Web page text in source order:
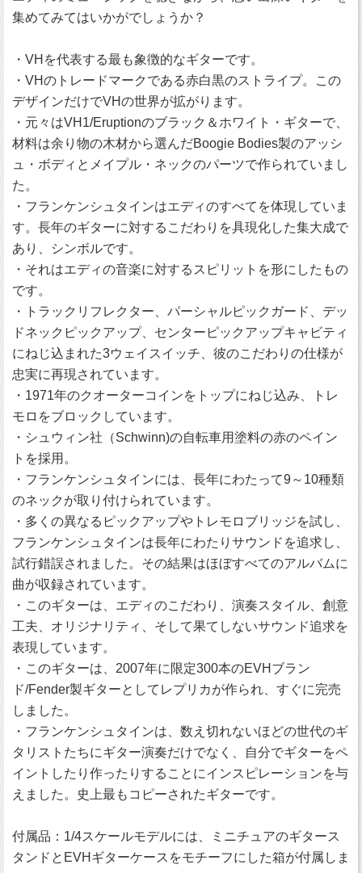
集めてみてはいかがでしょうか？
・VHを代表する最も象徴的なギターです。
・VHのトレードマークである赤白黒のストライプ。この
デザインだけでVHの世界が拡がります。
・元々はVH1/Eruptionのブラック＆ホワイト・ギターで、
材料は余り物の木材から選んだBoogie Bodies製のアッシ
ュ・ボディとメイプル・ネックのパーツで作られていまし
た。
・フランケンシュタインはエディのすべてを体現していま
す。長年のギターに対するこだわりを具現化した集大成で
あり、シンボルです。
・それはエディの音楽に対するスピリットを形にしたもの
です。
・トラックリフレクター、パーシャルピックガード、デッ
ドネックピックアップ、センターピックアップキャビティ
にねじ込まれた3ウェイスイッチ、彼のこだわりの仕様が
忠実に再現されています。
・1971年のクオーターコインをトップにねじ込み、トレ
モロをブロックしています。
・シュウィン社（Schwinn)の自転車用塗料の赤のペイン
トを採用。
・フランケンシュタインには、長年にわたって9～10種類
のネックが取り付けられています。
・多くの異なるピックアップやトレモロブリッジを試し、
フランケンシュタインは長年にわたりサウンドを追求し、
試行錯誤されました。その結果はほぼすべてのアルバムに
曲が収録されています。
・このギターは、エディのこだわり、演奏スタイル、創意
工夫、オリジナリティ、そして果てしないサウンド追求を
表現しています。
・このギターは、2007年に限定300本のEVHブラン
ド/Fender製ギターとしてレプリカが作られ、すぐに完売
しました。
・フランケンシュタインは、数え切れないほどの世代のギ
タリストたちにギター演奏だけでなく、自分でギターをペ
イントしたり作ったりすることにインスピレーションを与
えました。史上最もコピーされたギターです。
付属品：1/4スケールモデルには、ミニチュアのギタース
タンドとEVHギターケースをモチーフにした箱が付属しま